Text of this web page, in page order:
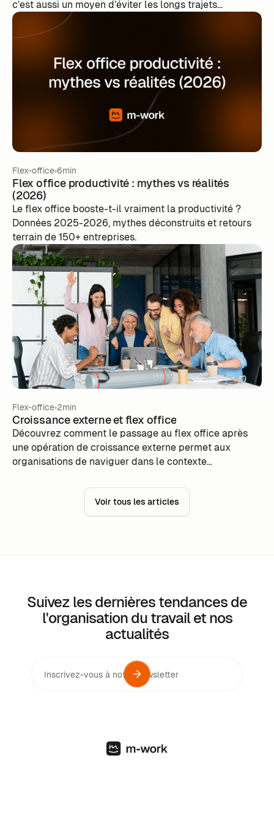
c’est aussi un moyen d’éviter les longs trajets
domicile/ travail ou un moyen d’éviter de télétravailler
dans leur salon.
Flex-office 6min
Flex office productivité : mythes vs réalités
(2026)
Le flex office booste-t-il vraiment la productivité ?
Données 2025-2026, mythes déconstruits et retours
terrain de 150+ entreprises.
Flex-office 2min
Croissance externe et flex office
Découvrez comment le passage au flex office après
une opération de croissance externe permet aux
organisations de naviguer dans le contexte
espaces de travail, des économies significatives et une
amélioration du bien-être des équipes.
Voir tous les articles
Suivez les dernières tendances de
l'organisation du travail et nos
actualités